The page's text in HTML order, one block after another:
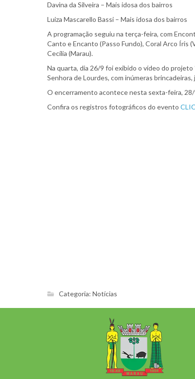
Davina da Silveira – Mais idosa dos bairros
Luiza Mascarello Bassi – Mais idosa dos bairros
A programação seguiu na terça-feira, com
Canto e Encanto (Passo Fundo), Coral Arco Íris
Cecília (Marau).
Na quarta, dia 26/9 foi exibido o vídeo do
Senhora de Lourdes, com inúmeras brincadeiras,
O encerramento acontece nesta sexta-feira, 28/
Confira os registros fotográficos do evento
Categoria: Notícias